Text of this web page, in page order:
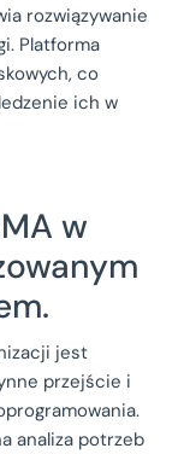
rozwiązywanie
Platforma
co
ich w
w
jest
przejście i
analiza potrzeb